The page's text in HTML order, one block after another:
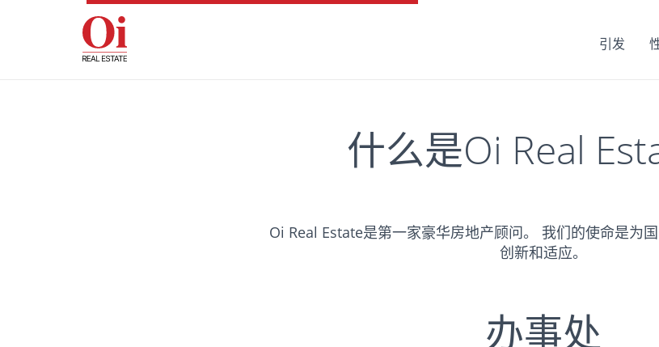
引发
什么是Oi Real
Oi Real Estate是第一家豪华房地产顾问。 我们的使命是为国
创新和适应。
办事处